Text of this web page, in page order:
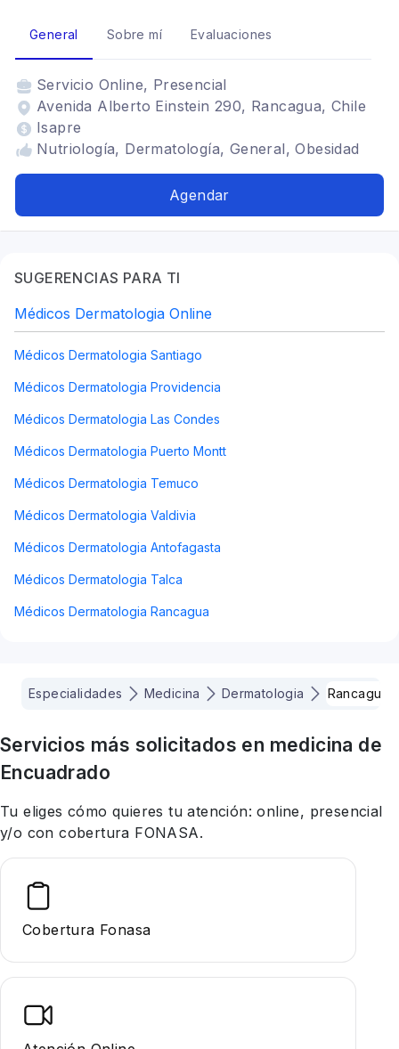
General Sobre mí Evaluaciones
Servicio Online, Presencial
Avenida Alberto Einstein 290, Rancagua, Chile
Isapre
Nutriología, Dermatología, General, Obesidad
Agendar
SUGERENCIAS PARA TI
Médicos Dermatologia Online
Médicos Dermatologia Santiago
Médicos Dermatologia Providencia
Médicos Dermatologia Las Condes
Médicos Dermatologia Puerto Montt
Médicos Dermatologia Temuco
Médicos Dermatologia Valdivia
Médicos Dermatologia Antofagasta
Médicos Dermatologia Talca
Médicos Dermatologia Rancagua
Especialidades Medicina Dermatologia Rancagua
Servicios más solicitados en medicina de
Encuadrado
Tu eliges cómo quieres tu atención: online, presencial
y/o con cobertura FONASA.
Cobertura Fonasa